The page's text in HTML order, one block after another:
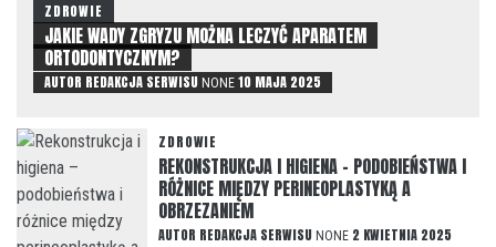
ZDROWIE
JAKIE WADY ZGRYZU MOŻNA LECZYĆ APARATEM
ORTODONTYCZNYM?
AUTOR REDAKCJA SERWISU NONE 10 MAJA 2025
ZDROWIE
REKONSTRUKCJA I HIGIENA – PODOBIEŃSTWA I
RÓŻNICE MIĘDZY PERINEOPLASTYKĄ A
OBRZEZANIEM
AUTOR REDAKCJA SERWISU NONE 2 KWIETNIA 2025